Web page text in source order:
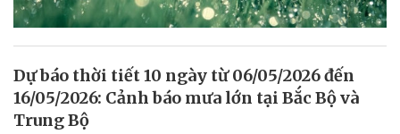
Dự báo thời tiết 10 ngày từ 06/05/2026 đến
16/05/2026: Cảnh báo mưa lớn tại Bắc Bộ và
Trung Bộ